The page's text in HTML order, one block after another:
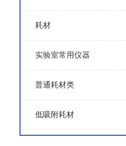
耗材
实验室常用仪器
普通耗材类
低吸附耗材